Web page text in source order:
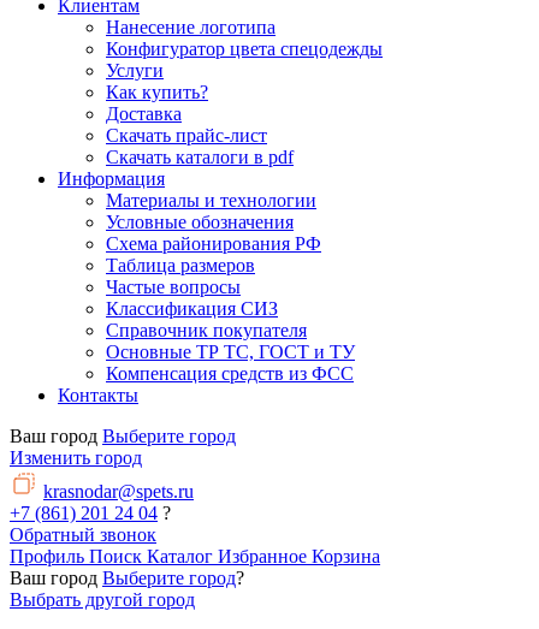
Клиентам
Нанесение логотипа
Конфигуратор цвета спецодежды
Услуги
Как купить?
Доставка
Скачать прайс-лист
Скачать каталоги в pdf
Информация
Материалы и технологии
Условные обозначения
Схема районирования РФ
Таблица размеров
Частые вопросы
Классификация СИЗ
Справочник покупателя
Основные ТР ТС, ГОСТ и ТУ
Компенсация средств из ФСС
Контакты
Ваш город Выберите город
Изменить город
krasnodar@spets.ru
+7 (861) 201 24 04 ?
Обратный звонок
Профиль Поиск Каталог Избранное Корзина
Ваш город Выберите город?
Выбрать другой город